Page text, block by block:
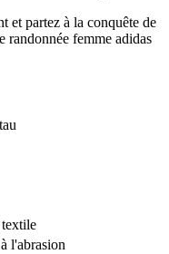
et partez à la conquête de
randonnée femme adidas
l'abrasion